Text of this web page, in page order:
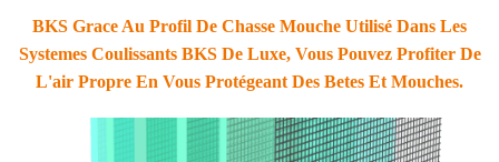
BKS Grace Au Profil De Chasse Mouche Utilisé Dans Les
Systemes Coulissants BKS De Luxe, Vous Pouvez Profiter De
L'air Propre En Vous Protégeant Des Betes Et Mouches.